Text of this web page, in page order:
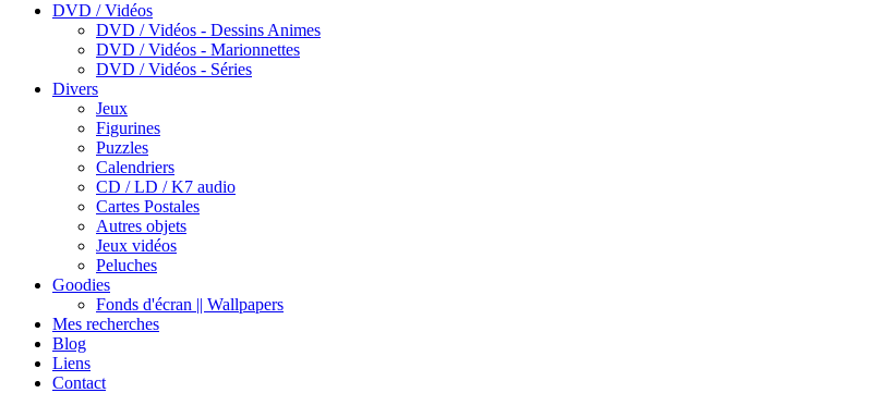
DVD / Vidéos
DVD / Vidéos - Dessins Animes
DVD / Vidéos - Marionnettes
DVD / Vidéos - Séries
Divers
Jeux
Figurines
Puzzles
Calendriers
CD / LD / K7 audio
Cartes Postales
Autres objets
Jeux vidéos
Peluches
Goodies
Fonds d'écran || Wallpapers
Mes recherches
Blog
Liens
Contact